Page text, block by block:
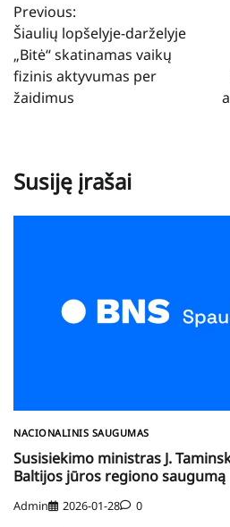
tarp
įrašų
Previous:
Šiaulių lopšelyje-darželyje
„Bitė“ skatinamas vaikų
fizinis aktyvumas per
žaidimus
Susiję įrašai
NACIONALINIS SAUGUMAS
Susisiekimo ministras J.
Baltijos jūros regiono saugumą
Admin 2026-01-28 0